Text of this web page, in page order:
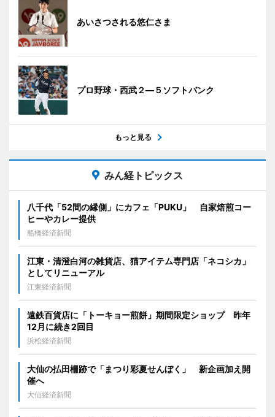
あいさつされる悠仁さま
プロ野球・西武２―５ソフトバンク
もっと見る
みん経トピックス
八千代「52間の縁側」にカフェ「PUKU」 自家焙煎コー
ヒーやカレー提供
船橋経済新聞
江東・清澄白河の雑貨店、猫アイテム専門店「ネコシカ」
としてリニューアル
江東経済新聞
遠鉄百貨店に「トーキョー煎餅」期間限定ショップ 昨年
12月に続き2回目
浜松経済新聞
大仙の払田柵跡で「まつり彩夏せんぼく」 新企画加え開
催へ
大仙経済新聞